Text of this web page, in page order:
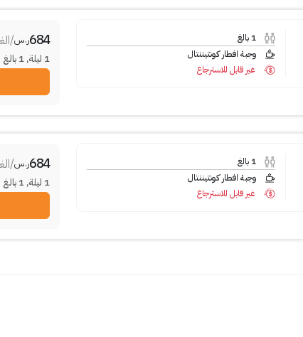
1 بالغ
وجبة افطار كونتيننتال
غير قابل للاسترجاع
684ر.س/
1 ليلة,
1 بالغ
1 بالغ
وجبة افطار كونتيننتال
غير قابل للاسترجاع
684ر.س/
1 ليلة,
1 بالغ